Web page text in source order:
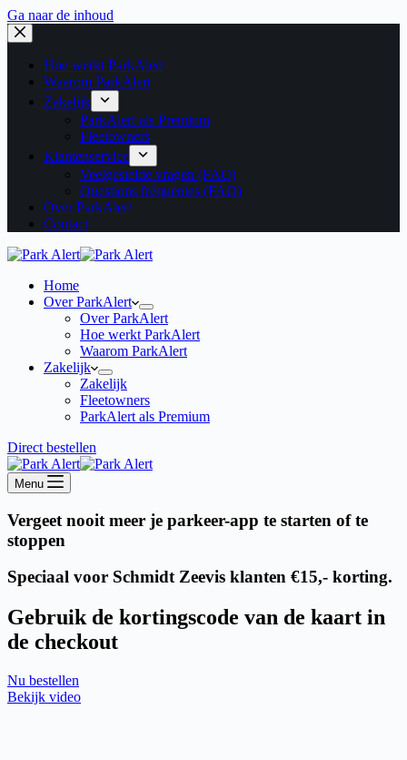
Ga naar de inhoud
Hoe werkt ParkAlert
Waarom ParkAlert
Zakelijk
ParkAlert als Premium
Fleetowners
Klantenservice
Veelgestelde vragen (FAQ)
Questions fréquentes (FAQ)
Over ParkAlert
Contact
Home
Over ParkAlert
Over ParkAlert
Hoe werkt ParkAlert
Waarom ParkAlert
Zakelijk
Zakelijk
Fleetowners
ParkAlert als Premium
Direct bestellen
Menu
Vergeet nooit meer je parkeer-app te starten of te
stoppen
Speciaal voor Schmidt Zeevis klanten €15,- korting.
Gebruik de kortingscode van de kaart in
de checkout
Nu bestellen
Bekijk video